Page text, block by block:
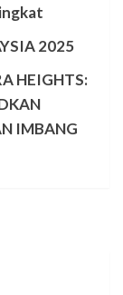
2025
HEIGHTS:
IMBANG